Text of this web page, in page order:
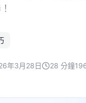
年3月28日 28 分鐘